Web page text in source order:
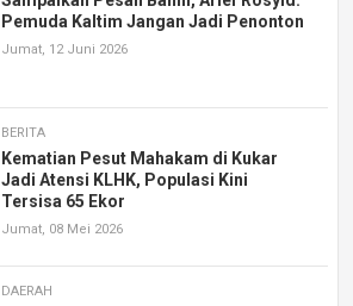
Pemuda Kaltim Jangan Jadi Penonton
Jumat, 12 Juni 2026
BERITA
Kematian Pesut Mahakam di Kukar
Jadi Atensi KLHK, Populasi Kini
Tersisa 65 Ekor
Jumat, 08 Mei 2026
DAERAH